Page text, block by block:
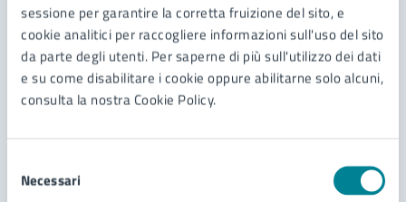
sessione per garantire la corretta fruizione del sito, e
cookie analitici per raccogliere informazioni sull'uso del sito
da parte degli utenti. Per saperne di più sull'utilizzo dei dati
e su come disabilitare i cookie oppure abilitarne solo alcuni,
consulta la nostra Cookie Policy.
delNecessari
LEGGI DI PIÙ